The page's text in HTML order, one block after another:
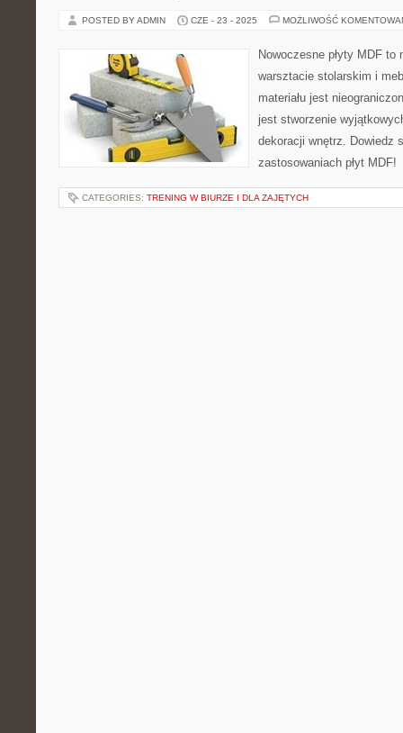
POSTED BY ADMIN CZE - 23 - 2025 MOŻLIWOŚĆ
Nowoczesne płyty MDF to
warsztacie stolarskim i
materiału jest
jest stworzenie
dekoracji wnętrz. Dowiedz
zastosowaniach płyt MDF!
CATEGORIES: TRENING W BIURZE I DLA ZAJĘTYCH